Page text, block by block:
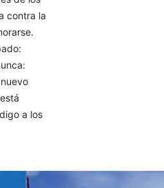
contra la
a los